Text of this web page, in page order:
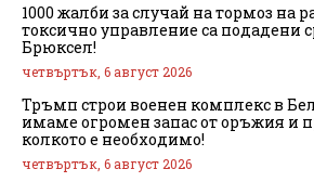
1000 жалби за случай на тормоз на
токсично управление са подадени
Брюксел!
четвъртък, 6 август 2026
Тръмп строи военен комплекс в
имаме огромен запас от оръжия и
колкото е необходимо!
четвъртък, 6 август 2026